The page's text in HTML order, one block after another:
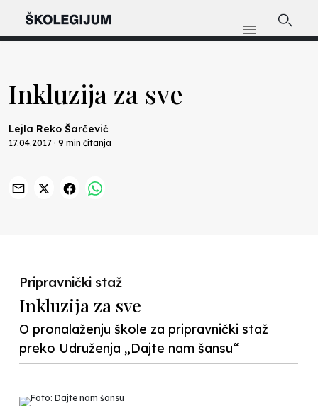
Inkluzija za sve
Lejla Reko Šarčević
17.04.2017 · 9 min čitanja
Pripravnički staž
Inkluzija za sve
O pronalaženju škole za pripravnički staž
preko Udruženja „Dajte nam šansu“
Foto: Dajte nam šansu